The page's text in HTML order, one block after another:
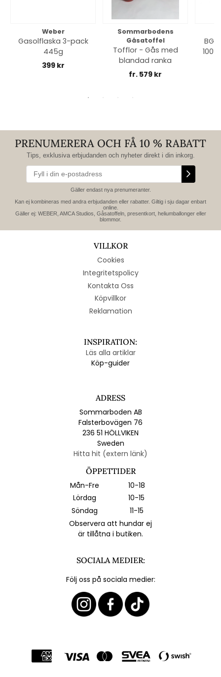
Weber
Gasolflaska 3-pack
445g
399 kr
Sommarbodens
Gåsatoffel
Tofflor - Gås med
blandad ranka
fr. 579 kr
PRENUMERERA OCH FÅ 10 % RABATT
Tips, exklusiva erbjudanden och nyheter direkt i din inkorg.
Gäller endast nya prenumeranter.
Kan ej kombineras med andra erbjudanden eller rabatter. Giltig i sju dagar enbart
online.
Gäller ej: WEBER, AMCA Studios, Gåsatoffeln, presentkort, heliumballonger eller
blommor.
VILLKOR
Cookies
Integritetspolicy
Kontakta Oss
Köpvillkor
Reklamation
INSPIRATION:
Läs alla artiklar
Köp-guider
ADRESS
Sommarboden AB
Falsterbovägen 76
236 51 HÖLLVIKEN
Sweden
Hitta hit (extern länk)
ÖPPETTIDER
Mån-Fre
10-18
Lördag
10-15
Söndag
11-15
Observera att hundar ej
är tillåtna i butiken.
SOCIALA MEDIER:
Följ oss på sociala medier: